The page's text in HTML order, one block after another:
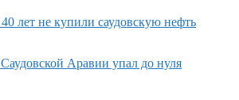
лет не купили саудовскую нефть
Аравии упал до нуля